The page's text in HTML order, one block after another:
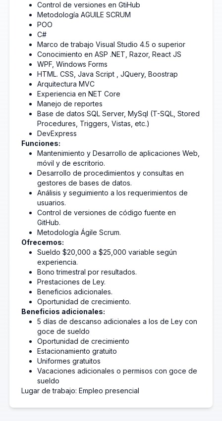
Control de versiones en GtiHub
Metodología AGUILE SCRUM
POO
C#
Marco de trabajo Visual Studio 4.5 o superior
Conocimiento en ASP .NET, Razor, React JS
WPF, Windows Forms
HTML. CSS, Java Script , JQuery, Boostrap
Arquitectura MVC
Experiencia en NET Core
Manejo de reportes
Base de datos SQL Server, MySql (T-SQL, Stored
Procedures, Triggers, Vistas, etc.)
DevExpress
Funciones:
Mantenimiento y Desarrollo de aplicaciones Web,
móvil y de escritorio.
Desarrollo de procedimientos y consultas en
gestores de bases de datos.
Análisis y seguimiento a los requerimientos de
usuarios.
Control de versiones de código fuente en
GitHub.
Metodología Ágile Scrum.
Ofrecemos:
Sueldo $20,000 a $25,000 variable según
experiencia.
Bono trimestral por resultados.
Prestaciones de Ley.
Beneficios adicionales.
Oportunidad de crecimiento.
Beneficios adicionales:
5 días de descanso adicionales a los de Ley con
goce de sueldo
Oportunidad de crecimiento
Estacionamiento gratuito
Uniformes gratuitos
Vacaciones adicionales o permisos con goce de
sueldo
Lugar de trabajo: Empleo presencial